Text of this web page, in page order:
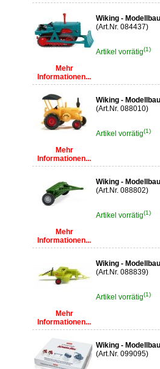
Mehr
Informationen...
Wiking -
(Art.Nr. 084437)
Artikel vorrätig(1)
Mehr
Informationen...
Wiking -
(Art.Nr. 088010)
Artikel vorrätig(1)
Mehr
Informationen...
Wiking -
(Art.Nr. 088802)
Artikel vorrätig(1)
Mehr
Informationen...
Wiking -
(Art.Nr. 088839)
Artikel vorrätig(1)
Wiking -
(Art.Nr. 099095)